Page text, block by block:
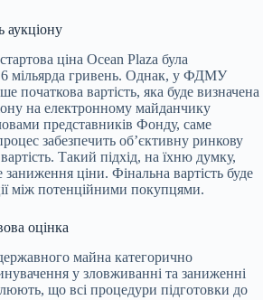
аукціону
ціна Ocean Plaza була
мільярда гривень. Однак, у ФДМУ
початкова вартість, яка буде визначена
на електронному майданчику
представників Фонду, саме
забезпечить об’єктивну ринкову
Такий підхід, на їхню думку,
ціни. Фінальна вартість буде
між потенційними покупцями.
оцінка
майна категорично
у зловживанні та заниженні
що всі процедури підготовки до